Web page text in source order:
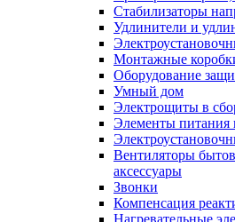
Стабилизаторы
Удлинители и
Монтажные
Оборудование
Умный дом
Электрощиты в
Элементы питания
Вентиляторы
аксессуары
Звонки
Компенсация
Нагревательные